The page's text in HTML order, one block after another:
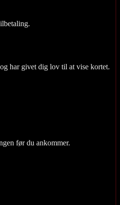
har givet dig lov til at vise kortet.
før du ankommer.